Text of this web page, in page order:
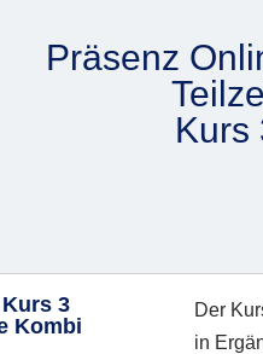
Präsenz
Kurs
3
Kombi
Der
in